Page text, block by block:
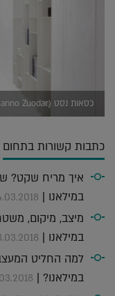
כסאות נסט (ermanno Zuodar)
כתבות קשורות בתחום
איך מריח שקט?
במילאנו |
מיצב, מיקום,
במילאנו |
למה החליט
במילאנו? |